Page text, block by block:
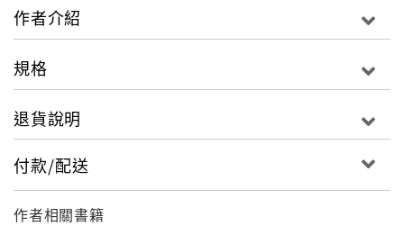
作者介紹
規格
退貨說明
付款/配送
作者相關書籍